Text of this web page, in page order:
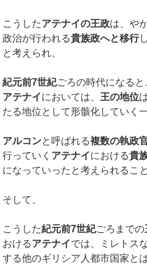
こうしたアテナイの王政は、や
政治が行われる貴族政へと移行
と考えられ、
紀元前7世紀ごろの時代になる
アテナイにおいては、 王の地位
たる地位として形骸化していく
アルコンと呼ばれる複数の執政
行っていく アテナイにおける貴
になっていったと考えられるこ
そして、
こうした紀元前7世紀ごろまでの
おけるアテナイでは、ミレトス
する他のギリシア人都市国家と